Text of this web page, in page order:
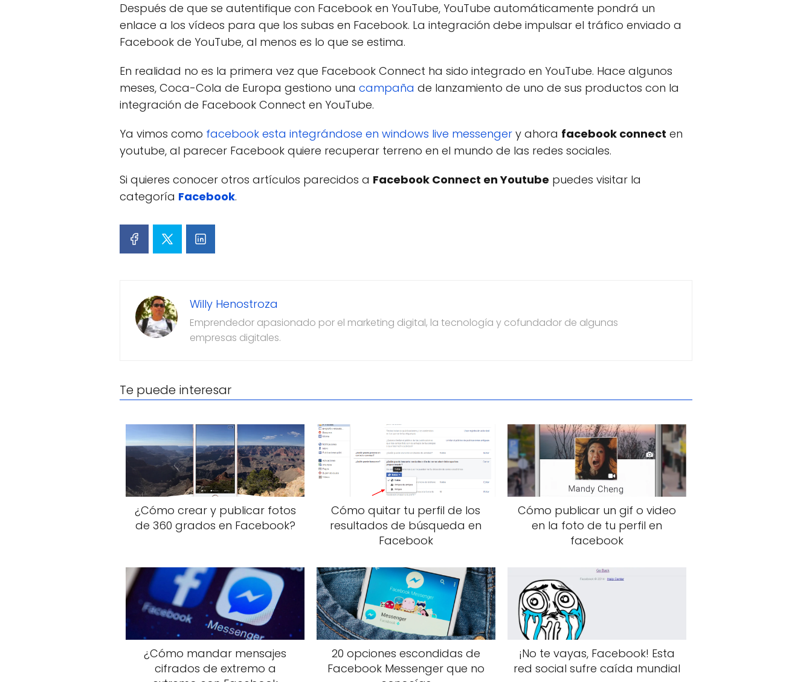
Después de que se autentifique con Facebook en YouTube, YouTube automáticamente pondrá un
enlace a los vídeos para que los subas en Facebook. La integración debe impulsar el tráfico enviado a
Facebook de YouTube, al menos es lo que se estima.
En realidad no es la primera vez que Facebook Connect ha sido integrado en YouTube. Hace algunos
meses, Coca-Cola de Europa gestiono una campaña de lanzamiento de uno de sus productos con la
integración de Facebook Connect en YouTube.
Ya vimos como facebook esta integrándose en windows live messenger y ahora facebook connect en
youtube, al parecer Facebook quiere recuperar terreno en el mundo de las redes sociales.
Si quieres conocer otros artículos parecidos a Facebook Connect en Youtube puedes visitar la
categoría Facebook.
Willy Henostroza
Emprendedor apasionado por el marketing digital, la tecnología y cofundador de algunas
empresas digitales.
Te puede interesar
¿Cómo crear y publicar fotos
de 360 grados en Facebook?
Cómo quitar tu perfil de los
resultados de búsqueda en
Facebook
Cómo publicar un gif o video
en la foto de tu perfil en
facebook
¿Cómo mandar mensajes
cifrados de extremo a
20 opciones escondidas de
Facebook Messenger que no
¡No te vayas, Facebook! Esta
red social sufre caída mundial